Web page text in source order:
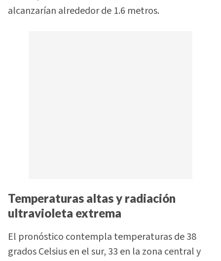
alcanzarían alrededor de 1.6 metros.
Temperaturas altas y radiación
ultravioleta extrema
El pronóstico contempla temperaturas de 38
grados Celsius en el sur, 33 en la zona central y